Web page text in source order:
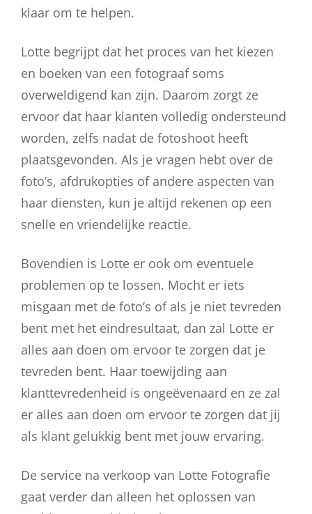
klaar om te helpen.
Lotte begrijpt dat het proces van het kiezen
en boeken van een fotograaf soms
overweldigend kan zijn. Daarom zorgt ze
ervoor dat haar klanten volledig ondersteund
worden, zelfs nadat de fotoshoot heeft
plaatsgevonden. Als je vragen hebt over de
foto’s, afdrukopties of andere aspecten van
haar diensten, kun je altijd rekenen op een
snelle en vriendelijke reactie.
Bovendien is Lotte er ook om eventuele
problemen op te lossen. Mocht er iets
misgaan met de foto’s of als je niet tevreden
bent met het eindresultaat, dan zal Lotte er
alles aan doen om ervoor te zorgen dat je
tevreden bent. Haar toewijding aan
klanttevredenheid is ongeëvenaard en ze zal
er alles aan doen om ervoor te zorgen dat jij
als klant gelukkig bent met jouw ervaring.
De service na verkoop van Lotte Fotografie
gaat verder dan alleen het oplossen van